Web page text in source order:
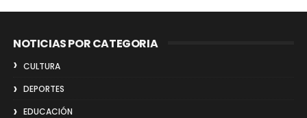
NOTICIAS POR CATEGORIA
CULTURA
DEPORTES
EDUCACIÓN